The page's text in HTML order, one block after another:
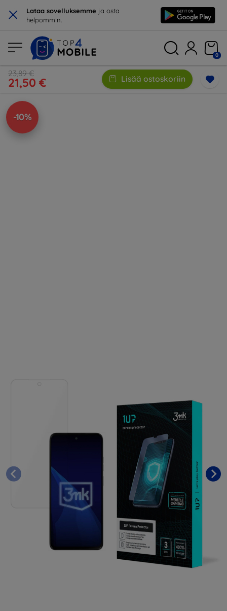
× Lataa sovelluksemme ja osta
helpommin.
0
23,89 €
21,50 € Lisää ostoskoriin
-10%